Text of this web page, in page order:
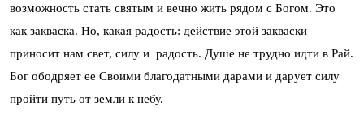
возможность стать святым и вечно жить рядом с Богом. Это
как закваска. Но, какая радость: действие этой закваски
приносит нам свет, силу и радость. Душе не трудно идти в Рай.
Бог ободряет ее Своими благодатными дарами и дарует силу
пройти путь от земли к небу.